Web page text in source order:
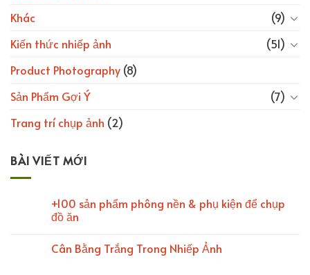
Khác
(9)
Kiến thức nhiếp ảnh
(51)
Product Photography (8)
Sản Phẩm Gợi Ý
(7)
Trang trí chụp ảnh (2)
BÀI VIẾT MỚI
+100 sản phẩm phông nền & phụ kiện để chụp
đồ ăn
Cân Bằng Trắng Trong Nhiếp Ảnh